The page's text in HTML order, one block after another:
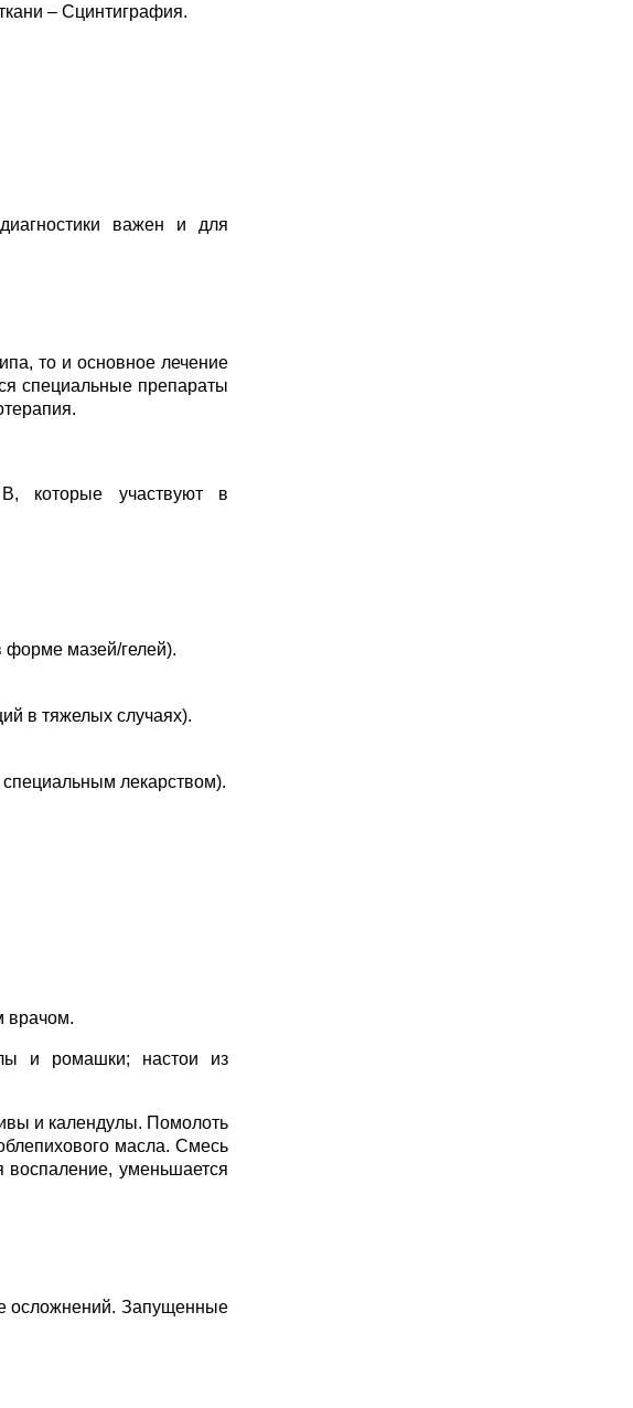
– Сцинтиграфия.
важен и для
то и основное лечение
специальные препараты
которые участвуют в
форме мазей/гелей).
в тяжелых случаях).
лекарством).
врачом.
и ромашки; настои из
и календулы. Помолоть
масла. Смесь
воспаление, уменьшается
осложнений. Запущенные